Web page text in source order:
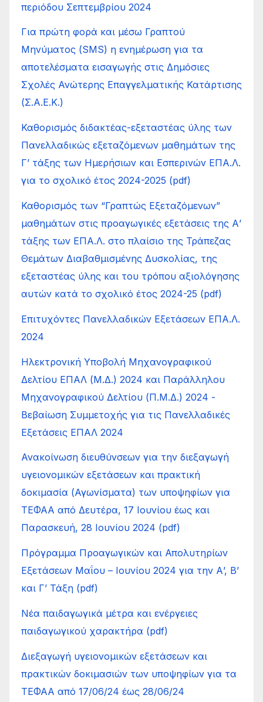
περιόδου Σεπτεμβρίου 2024
Για πρώτη φορά και μέσω Γραπτού
Μηνύματος (SMS) η ενημέρωση για τα
αποτελέσματα εισαγωγής στις Δημόσιες
Σχολές Ανώτερης Επαγγελματικής Κατάρτισης
(Σ.Α.Ε.Κ.)
Καθορισμός διδακτέας-εξεταστέας ύλης των
Πανελλαδικώς εξεταζόμενων μαθημάτων της
Γ’ τάξης των Ημερήσιων και Εσπερινών ΕΠΑ.Λ.
για το σχολικό έτος 2024-2025 (pdf)
Καθορισμός των “Γραπτώς Εξεταζόμενων”
μαθημάτων στις προαγωγικές εξετάσεις της Α’
τάξης των ΕΠΑ.Λ. στο πλαίσιο της Τράπεζας
Θεμάτων Διαβαθμισμένης Δυσκολίας, της
εξεταστέας ύλης και του τρόπου αξιολόγησης
αυτών κατά το σχολικό έτος 2024-25 (pdf)
Επιτυχόντες Πανελλαδικών Εξετάσεων ΕΠΑ.Λ.
2024
Ηλεκτρονική Υποβολή Μηχανογραφικού
Δελτίου ΕΠΑΛ (Μ.Δ.) 2024 και Παράλληλου
Μηχανογραφικού Δελτίου (Π.Μ.Δ.) 2024 -
Βεβαίωση Συμμετοχής για τις Πανελλαδικές
Εξετάσεις ΕΠΑΛ 2024
Ανακοίνωση διευθύνσεων για την διεξαγωγή
υγειονομικών εξετάσεων και πρακτική
δοκιμασία (Αγωνίσματα) των υποψηφίων για
ΤΕΦΑΑ από Δευτέρα, 17 Ιουνίου έως και
Παρασκευή, 28 Ιουνίου 2024 (pdf)
Πρόγραμμα Προαγωγικών και Απολυτηρίων
Εξετάσεων Μαΐου – Ιουνίου 2024 για την Α’, Β’
και Γ’ Τάξη (pdf)
Νέα παιδαγωγικά μέτρα και ενέργειες
παιδαγωγικού χαρακτήρα (pdf)
Διεξαγωγή υγειονομικών εξετάσεων και
πρακτικών δοκιμασιών των υποψηφίων για τα
ΤΕΦΑΑ από 17/06/24 έως 28/06/24